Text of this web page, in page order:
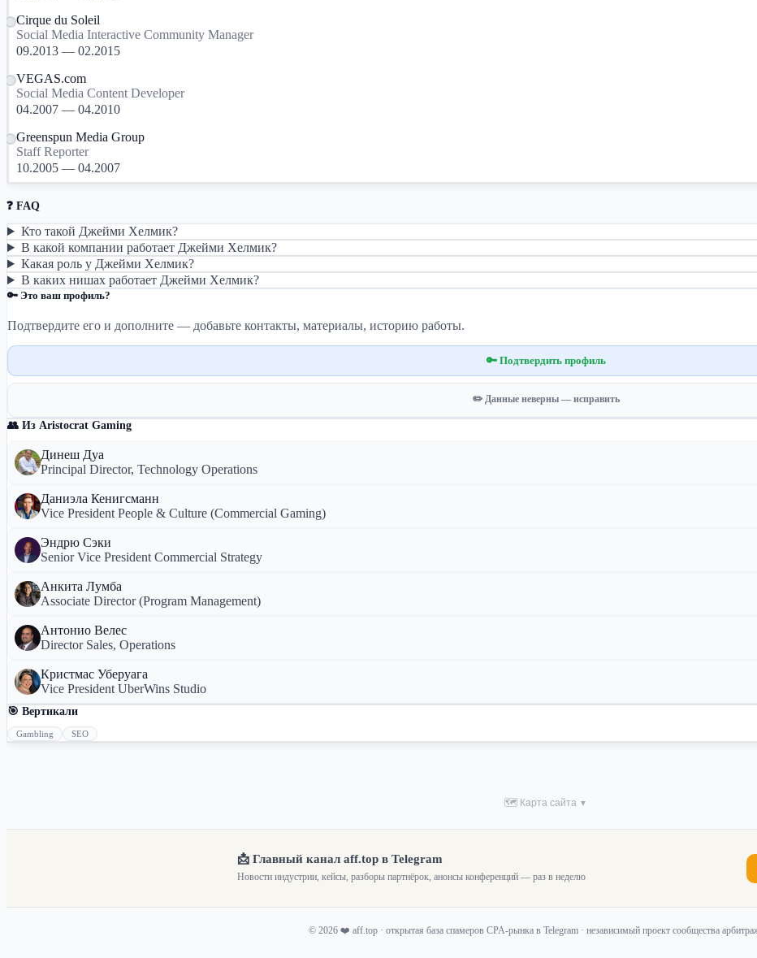
Cirque du Soleil
Social Media Interactive Community Manager
09.2013 — 02.2015
VEGAS.com
Social Media Content Developer
04.2007 — 04.2010
Greenspun Media Group
Staff Reporter
10.2005 — 04.2007
❓ FAQ
Кто такой Джейми Хелмик?
В какой компании работает Джейми Хелмик?
Какая роль у Джейми Хелмик?
В каких нишах работает Джейми Хелмик?
🔑 Это ваш профиль?
Подтвердите его и дополните — добавьте контакты, материалы, историю работы.
🔑 Подтвердить профиль
✏️ Данные неверны — исправить
👥 Из Aristocrat Gaming
Динеш Дуа
Principal Director, Technology Operations
Даниэла Кенигсманн
Vice President People & Culture (Commercial Gaming)
Эндрю Сэки
Senior Vice President Commercial Strategy
Анкита Лумба
Associate Director (Program Management)
Антонио Велес
Director Sales, Operations
Кристмас Уберуага
Vice President UberWins Studio
🎯 Вертикали
Gambling SEO
🗺 Карта сайта ▼
📩 Главный канал aff.top в Telegram
Новости индустрии, кейсы, разборы партнёрок, анонсы конференций — раз в неделю
© 2026 ❤️ aff.top · открытая база спамеров CPA-рынка в Telegram · независимый проект сообщества